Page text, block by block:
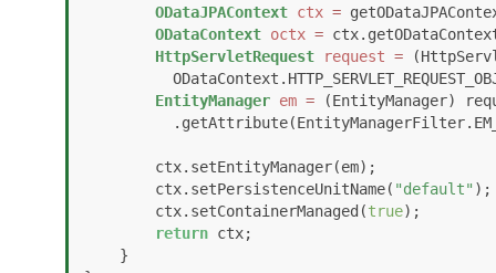
ODataJPAContext ctx =
ODataContext octx =
HttpServletRequest
request =
EntityManager em = (EntityManager)
        ctx.setPersistenceUnitName(
"default" );
        ctx.setContainerManaged(
true
return ctx;